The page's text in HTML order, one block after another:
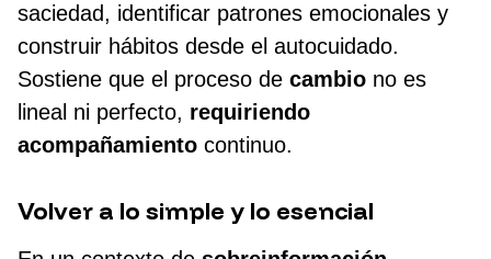
saciedad, identificar patrones emocionales y
construir hábitos desde el autocuidado.
Sostiene que el proceso de cambio no es
lineal ni perfecto, requiriendo
acompañamiento continuo.
Volver a lo simple y lo esencial